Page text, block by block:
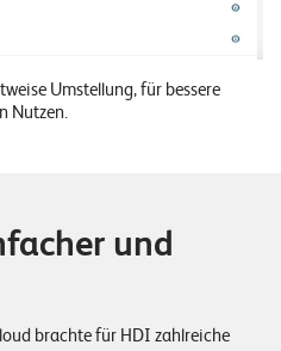
Umstellung, für bessere
Nutzen.
und
brachte für HDI zahlreiche